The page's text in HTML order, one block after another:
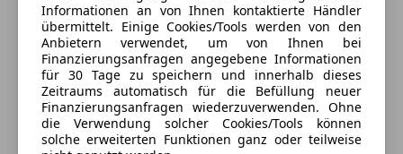
Elektronische Parkbremse
Gepäckraumabtrennung
Innenspiegel automatisch abblendend
Partikelfilter
Innenspiegel mit Abblendautomatik
Klimaautomatik 2-Zonen mit autom. Umluft-
Control
Airbag Beifahrerseite
Gepäckraum-Abtrennung (Netz)
Gepäckraumabdeckung / Rollo
Lendenwirbelstütze Sitz vorn links und rechts -
Murat Hasaltay
Alle Fahrzeuge des Anbieters
Anbieter kontaktieren
Informationen an von Ihnen kontaktierte Händler
übermittelt. Einige Cookies/Tools werden von den
Anbietern verwendet, um von Ihnen bei
Finanzierungsanfragen angegebene Informationen
für 30 Tage zu speichern und innerhalb dieses
Zeitraums automatisch für die Befüllung neuer
Finanzierungsanfragen wiederzuverwenden. Ohne
die Verwendung solcher Cookies/Tools können
solche erweiterten Funktionen ganz oder teilweise